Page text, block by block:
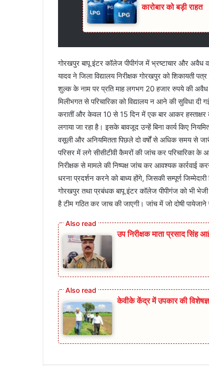
कारोबार को बड़ी राहत
गोरखपुर बापू इंटर कॉलेज पीपीगंज में भ्रष्टाचार और अवैध
यादव ने जिला विद्यालय निरीक्षक गोरखपुर को शिकायती
शुल्क के नाम पर प्रति माह लगभग 20 हजार रुपये की अवैध
मिलीभगत से परिचारिका को विद्यालय न आने की सुविधा दी
करातीं और केवल 10 से 15 दिन में एक बार आकर
लगाया जा रहा है। इसके बावजूद उन्हें बिना कार्य किए
वसूली और अनियमितता पिछले दो वर्षों से अधिक समय से
परिसर में लगे सीसीटीवी कैमरों की जांच कर परिचारिका
निरीक्षक से मामले की निष्पक्ष जांच कर आवश्यक कार्रवाई
धरना प्रदर्शन करने को बाध्य होंगे, जिसकी सम्पूर्ण
गोरखपुर तथा प्रबंधक बापू इंटर कॉलेज पीपीगंज को भी भेजी
है टीम गठित कर जाच की जाएगी। जांच में जो दोषी पायेजाने
उप निरीक्षक माता प्रसाद सिंह
केवीके केंद्र में उपकार की